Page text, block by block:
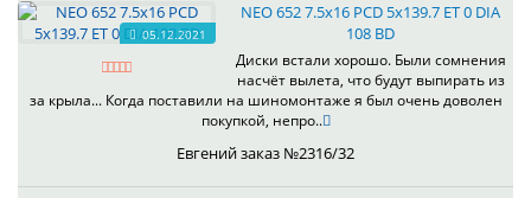
05.12.2021
NEO 652 7.5x16 PCD 5x139.7 ET 0 DIA
108 BD
Диски встали хорошо. Были сомнения
насчёт вылета, что будут выпирать из
за крыла... Когда поставили на шиномонтаже я был очень доволен
покупкой, непро..
Евгений заказ №2316/32